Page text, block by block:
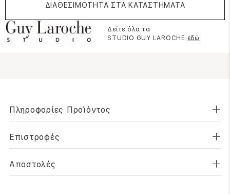
ΔΙΑΘΕΣΙΜΟΤΗΤΑ ΣΤΑ ΚΑΤΑΣΤΗΜΑΤΑ
Δείτε όλα τα
STUDIO GUY LAROCHE εδώ
Πληροφορίες Προϊόντος
Επιστροφές
Αποστολές